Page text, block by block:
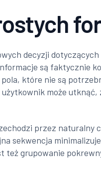
decyzji
są faktycznie
które nie są
może
przez naturalny
sekwencja
też grupowanie